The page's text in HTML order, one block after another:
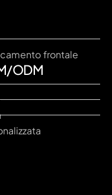
frontale
ODM